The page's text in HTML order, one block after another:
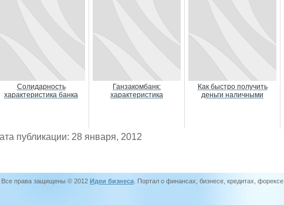
Солидарность
характеристика банка
Ганзакомбанк:
характеристика
Как быстро получить
деньги наличными
публикации: 28 января, 2012
Все права защищены © 2012 Идеи бизнеса . Портал о финансах, бизнесе, кредитах, форексе